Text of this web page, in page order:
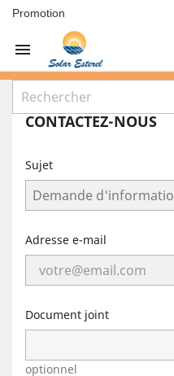
Promotion

CONTACTEZ-NOUS
Sujet
Adresse e-mail
Document joint
optionnel